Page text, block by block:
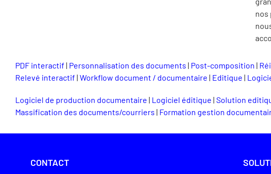
nos
PDF interactif | Personnalisation des documents | Post-composition |
Relevé interactif | Workflow document / documentaire | Editique |
Logiciel de production documentaire | Logiciel éditique | Solution
Massification des documents/courriers | Formation gestion
CONTACT